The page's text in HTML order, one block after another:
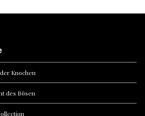
Knochen
des Bösen